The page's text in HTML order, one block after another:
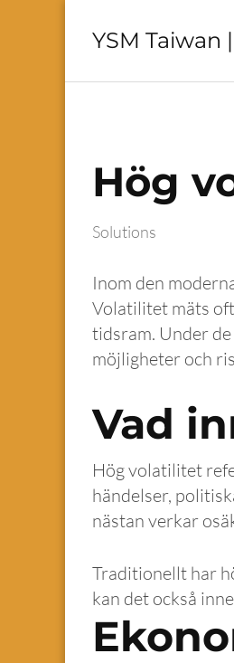
YSM Taiwan
Hög
Solutions
Inom den
Volatilitet mäts
tidsram. Under
möjligheter och
Vad
Hög volatilitet
händelser,
nästan verkar
Traditionellt har
kan det också